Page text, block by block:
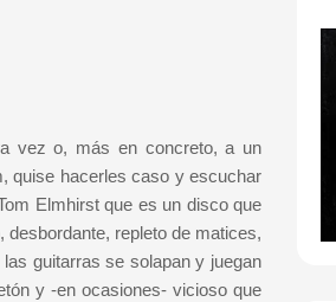
vez o, más en concreto, a un
quise hacerles caso y escuchar
Elmhirst que es un disco que
repleto de matices,
guitarras se solapan y juegan
y -en ocasiones- vicioso que